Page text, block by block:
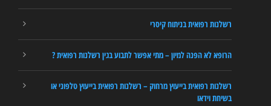
רשלנות רפואית בניתוח קיסרי
הרופא לא הפנה למיון – מתי אפשר לתבוע בגין רשלנות רפואית ?
רשלנות רפואית בייעוץ מרחוק – רשלנות רפואית בייעוץ טלפוני או
בשיחת וידאו